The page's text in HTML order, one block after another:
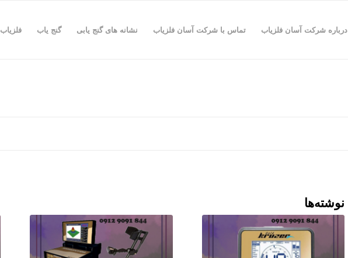
درباره شرکت آسان فلزیاب تماس با شرکت آسان فلزیاب نشانه های گنج یابی گنج یاب فلزیاب
نوشته‌ها